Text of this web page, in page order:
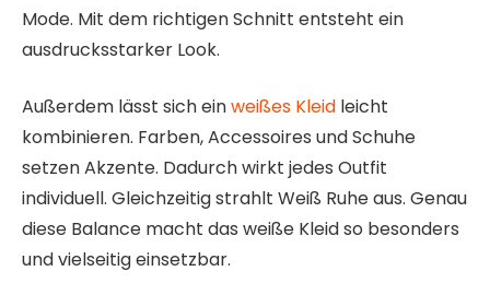
Mode. Mit dem richtigen Schnitt entsteht ein
ausdrucksstarker Look.
Außerdem lässt sich einweißes Kleid leicht
kombinieren. Farben, Accessoires und Schuhe
setzen Akzente. Dadurch wirkt jedes Outfit
individuell. Gleichzeitig strahlt Weiß Ruhe aus. Genau
diese Balance macht das weiße Kleid so besonders
und vielseitig einsetzbar.